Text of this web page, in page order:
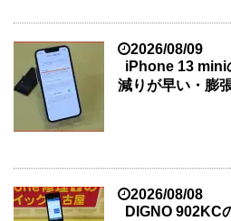
2026/08/09
iPhone 13 mini
減りが早い・膨
2026/08/08
DIGNO 902KC